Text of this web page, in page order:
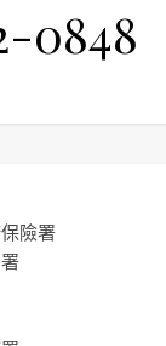
0848
險署